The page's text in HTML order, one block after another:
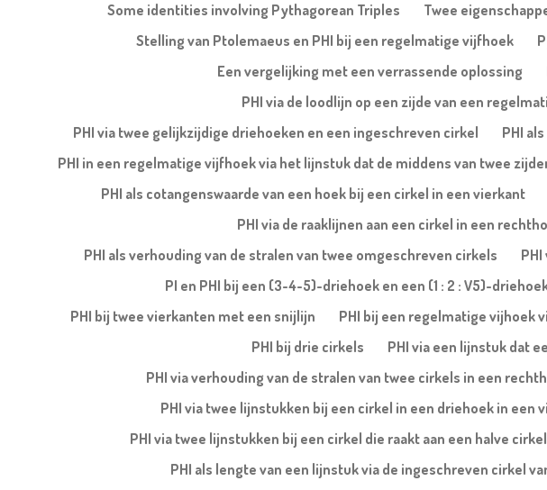
Some identities involving Pythagorean Triples
Twee
Stelling van Ptolemaeus en PHI bij een regelmatige vijfhoek
Een vergelijking met een verrassende oplossing
PHI via de loodlijn op een zijde van een
PHI via twee gelijkzijdige driehoeken en een ingeschreven cirkel
PHI
PHI in een regelmatige vijfhoek via het lijnstuk dat de middens van twee
PHI als cotangenswaarde van een hoek bij een cirkel in een vierkant
PHI via de raaklijnen aan een cirkel in een
PHI als verhouding van de stralen van twee omgeschreven cirkels
PI en PHI bij een (3-4-5)-driehoek en een (1 : 2 : V5)-
PHI bij twee vierkanten met een snijlijn
PHI bij een regelmatige vijhoek
PHI bij drie cirkels
PHI via een lijnstuk dat
PHI via verhouding van de stralen van twee cirkels in een
PHI via twee lijnstukken bij een cirkel in een driehoek in een
PHI via twee lijnstukken bij een cirkel die raakt aan een halve cirkel
PHI als lengte van een lijnstuk via de ingeschreven cirkel